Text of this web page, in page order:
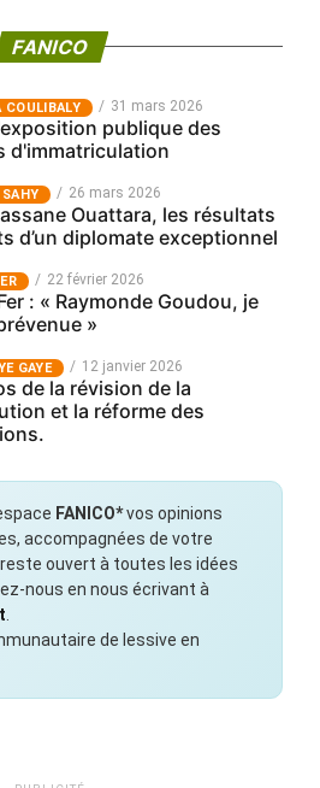
FANICO
COULIBALY 31 mars 2026
publique des
d'immatriculation
26 mars 2026
Ouattara, les résultats
d’un diplomate exceptionnel
22 février 2026
: « Raymonde Goudou, je
»
GAYE 12 janvier 2026
de la révision de la
et la réforme des
FANICO*vos opinions
accompagnées de votre
reste ouvert à toutes les idées
nous en nous écrivant à
de lessive en